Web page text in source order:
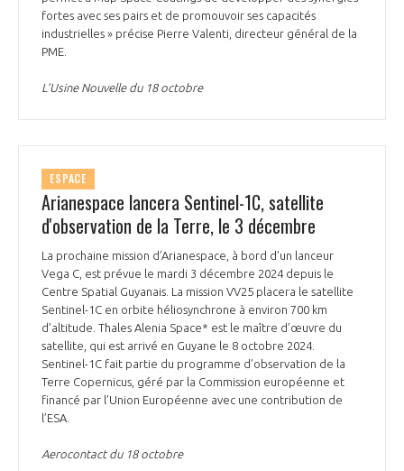
fortes avec ses pairs et de promouvoir ses capacités
industrielles » précise Pierre Valenti, directeur général de la
PME.
L’Usine Nouvelle du 18 octobre
ESPACE
Arianespace lancera Sentinel-1C, satellite
d'observation de la Terre, le 3 décembre
La prochaine mission d’Arianespace, à bord d’un lanceur
Vega C, est prévue le mardi 3 décembre 2024 depuis le
Centre Spatial Guyanais. La mission VV25 placera le satellite
Sentinel-1C en orbite héliosynchrone à environ 700 km
d’altitude. Thales Alenia Space* est le maître d’œuvre du
satellite, qui est arrivé en Guyane le 8 octobre 2024.
Sentinel-1C fait partie du programme d’observation de la
Terre Copernicus, géré par la Commission européenne et
financé par l’Union Européenne avec une contribution de
l’ESA.
Aerocontact du 18 octobre